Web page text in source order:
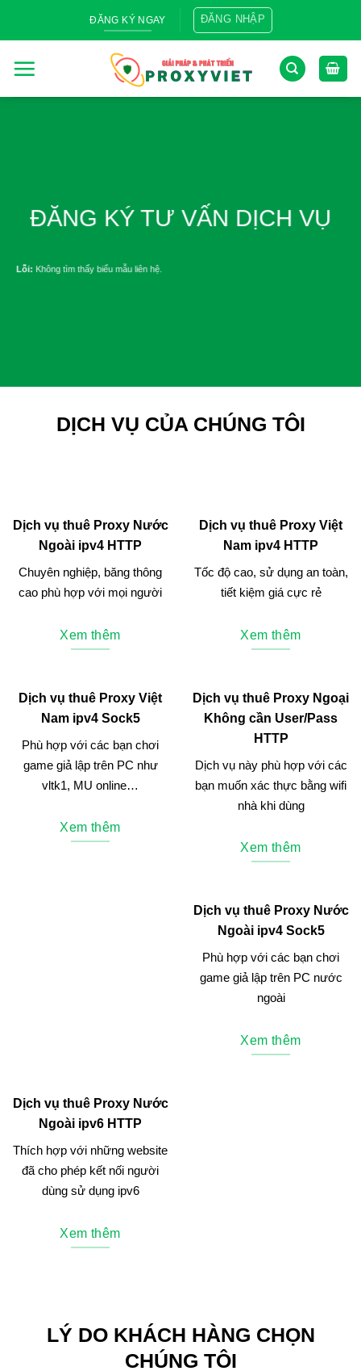
ĐĂNG KÝ NGAY ĐĂNG NHẬP
ĐĂNG KÝ TƯ VẤN DỊCH VỤ
Lỗi: Không tìm thấy biểu mẫu liên hệ.
DỊCH VỤ CỦA CHÚNG TÔI
Dịch vụ thuê Proxy Nước
Ngoài ipv4 HTTP
Chuyên nghiệp, băng thông
cao phù hợp với mọi người
Xem thêm
Dịch vụ thuê Proxy Việt
Nam ipv4 HTTP
Tốc độ cao, sử dụng an toàn,
tiết kiệm giá cực rẻ
Xem thêm
Dịch vụ thuê Proxy Việt
Nam ipv4 Sock5
Phù hợp với các bạn chơi
game giả lập trên PC như
vltk1, MU online…
Xem thêm
Dịch vụ thuê Proxy Ngoại
Không cần User/Pass
HTTP
Dịch vụ này phù hợp với các
bạn muốn xác thực bằng wifi
nhà khi dùng
Xem thêm
Dịch vụ thuê Proxy Nước
Ngoài ipv4 Sock5
Phù hợp với các bạn chơi
game giả lập trên PC nước
ngoài
Xem thêm
Dịch vụ thuê Proxy Nước
Ngoài ipv6 HTTP
Thích hợp với những website
đã cho phép kết nối người
dùng sử dụng ipv6
Xem thêm
LÝ DO KHÁCH HÀNG CHỌN
CHÚNG TÔI